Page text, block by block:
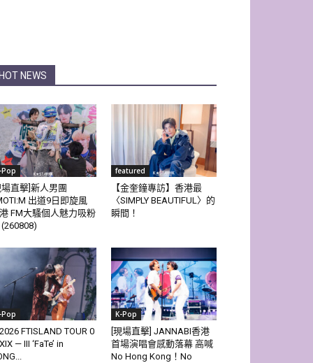
HOT NEWS
Pop
場直擊]新人男團
出道9日即旋風
FM大騷個人魅力吸粉
featured
【金奎鐘專訪】香港最
〈SIMPLY BEAUTIFUL〉的
瞬間！
Pop
2026 FTISLAND TOUR 0
— III ‘FaTe’ in
K-Pop
[現場直擊] JANNABI香港
首場演唱會感動落幕 高喊
No Hong Kong！No